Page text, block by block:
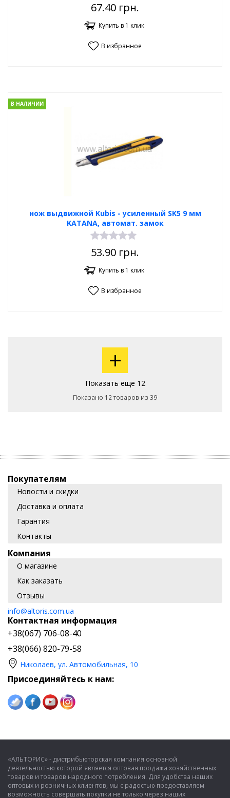
67.40 грн.
Купить в 1 клик
В избранное
нож выдвижной Kubis - усиленный SK5 9 мм
KATANA, автомат. замок
В НАЛИЧИИ
53.90 грн.
Купить в 1 клик
В избранное
+
Показать еще 12
Показано 12 товаров из 39
Покупателям
Новости и скидки
Доставка и оплата
Гарантия
Контакты
Компания
О магазине
Как заказать
Отзывы
info@altoris.com.ua
Контактная информация
+38(067) 706-08-40
+38(066) 820-79-58
Николаев, ул. Автомобильная, 10
Присоединяйтесь к нам:
«АЛЬТОРИС» - дистрибьюторская компания основной
деятельностью которой является оптовая продажа хозяйственных
товаров и товаров народного потребления. Для удобства наших
оптовых и розничных клиентов, мы с радостью предоставляем
возможность совершать покупки не только через наших